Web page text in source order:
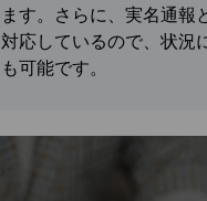
す。さらに、実名通報
応しているので、状況
可能です。